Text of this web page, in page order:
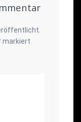
markiert